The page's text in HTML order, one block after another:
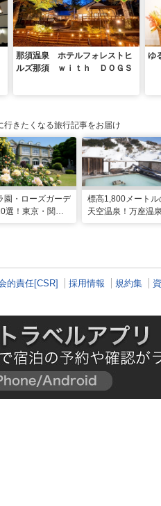
那須温泉 ホテルフォレストヒ
ルズ那須 ｗｉｔｈ ＤＯＧＳ
ゆ
行きたくなる旅行記事をお届け
園・ローズガーデ
選！東京・関東
標高1,800メートル
天空温泉！万座温
的責任[CSR] 採用情報 規約集